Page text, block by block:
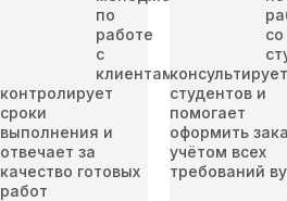
по
работе
с
клиентами
контролирует
сроки
выполнения и
отвечает за
качество готовых
работ
со
консультирует
студентов и
помогает
оформить
учётом всех
требований